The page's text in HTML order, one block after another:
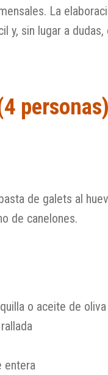
La
y, sin lugar a
personas)
de galets al
de canelones.
o aceite de
entera